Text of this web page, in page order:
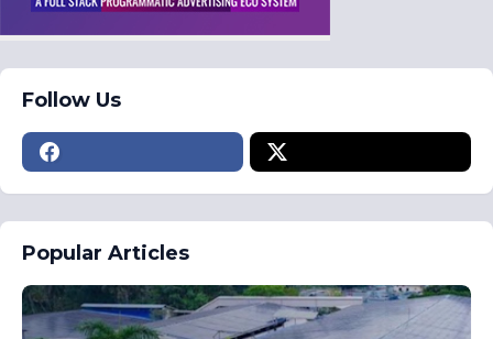
Follow Us
Popular Articles